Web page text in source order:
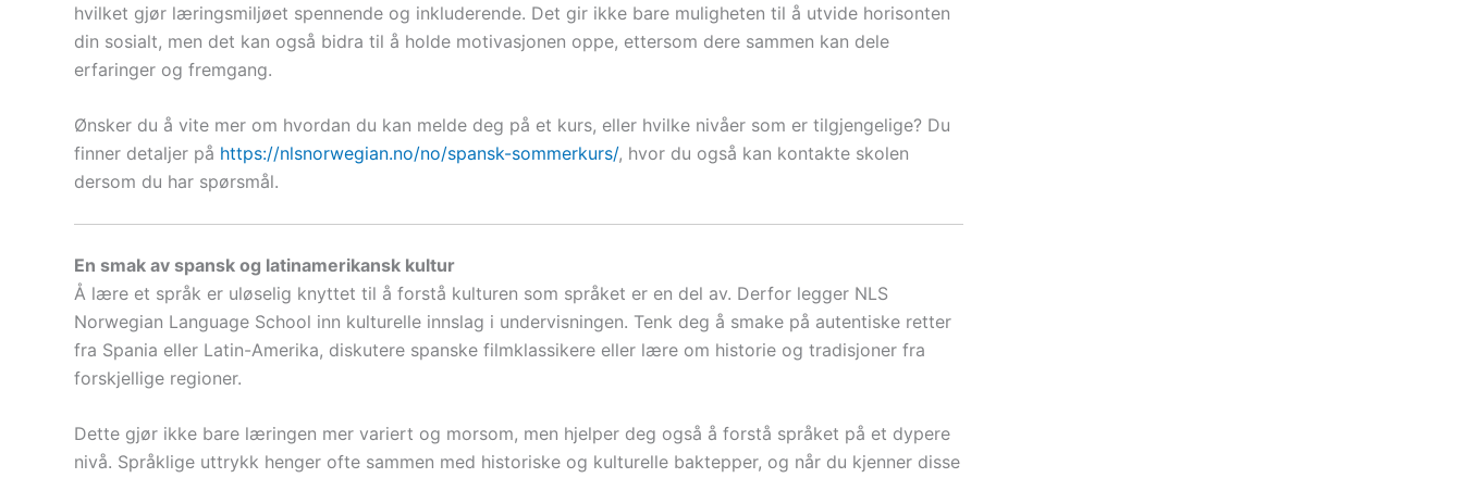
hvilket gjør læringsmiljøet spennende og inkluderende. Det gir ikke bare muligheten til å utvide horisonten
din sosialt, men det kan også bidra til å holde motivasjonen oppe, ettersom dere sammen kan dele
erfaringer og fremgang.
Ønsker du å vite mer om hvordan du kan melde deg på et kurs, eller hvilke nivåer som er tilgjengelige? Du
finner detaljer på https://nlsnorwegian.no/no/spansk-sommerkurs/, hvor du også kan kontakte skolen
dersom du har spørsmål.
En smak av spansk og latinamerikansk kultur
Å lære et språk er uløselig knyttet til å forstå kulturen som språket er en del av. Derfor legger NLS
Norwegian Language School inn kulturelle innslag i undervisningen. Tenk deg å smake på autentiske retter
fra Spania eller Latin-Amerika, diskutere spanske filmklassikere eller lære om historie og tradisjoner fra
forskjellige regioner.
Dette gjør ikke bare læringen mer variert og morsom, men hjelper deg også å forstå språket på et dypere
nivå. Språklige uttrykk henger ofte sammen med historiske og kulturelle baktepper, og når du kjenner disse